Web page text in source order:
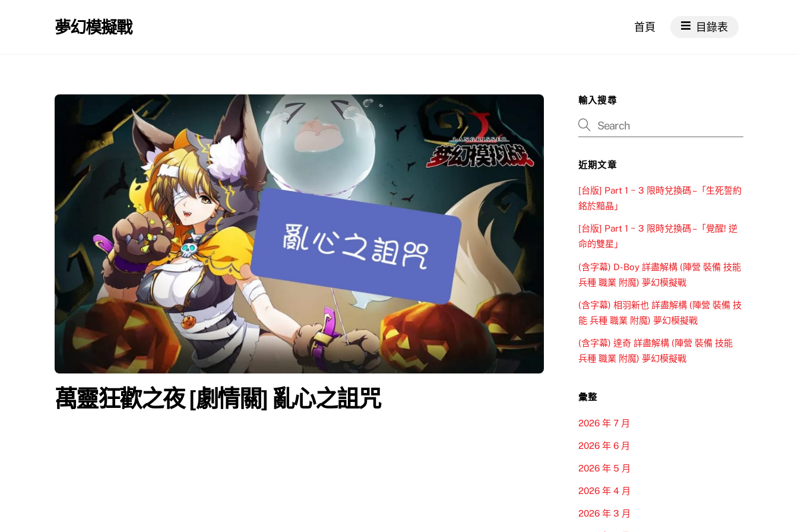
夢幻模擬戰 首頁 目錄表
萬靈狂歡之夜 [劇情關] 亂心之詛咒
輸入搜尋
近期文章
[台版] Part 1 ~ 3 限時兌換碼 –「生死誓約
銘於黯晶」
[台版] Part 1 ~ 3 限時兌換碼 –「覺醒! 逆
命的雙星」
(含字幕) D-Boy 詳盡解構 (陣營 裝備 技能
兵種 職業 附魔) 夢幻模擬戰
(含字幕) 相羽新也 詳盡解構 (陣營 裝備 技
能 兵種 職業 附魔) 夢幻模擬戰
(含字幕) 達奇 詳盡解構 (陣營 裝備 技能
兵種 職業 附魔) 夢幻模擬戰
彙整
2026 年 7 月
2026 年 6 月
2026 年 5 月
2026 年 4 月
2026 年 3 月